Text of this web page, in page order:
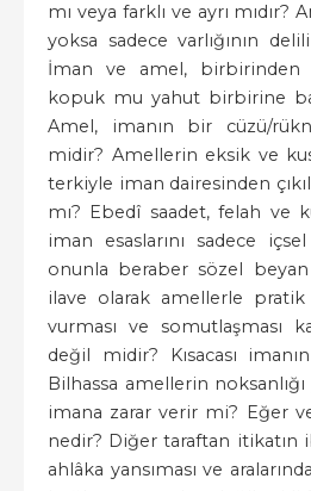
mı veya farklı ve ayrı mıdır?
yoksa sadece varlığının
İman ve amel, birbirinden
kopuk mu yahut birbirine
Amel, imanın bir cüzü/
midir? Amellerin eksik ve
terkiyle iman dairesinden
mı? Ebedî saadet, felah ve
iman esaslarını sadece
onunla beraber sözel
ilave olarak amellerle pratik
vurması ve somutlaşması
değil midir? Kısacası
Bilhassa amellerin noksanlığı
imana zarar verir mi? Eğer
nedir? Diğer taraftan itikatın
ahlâka yansıması ve